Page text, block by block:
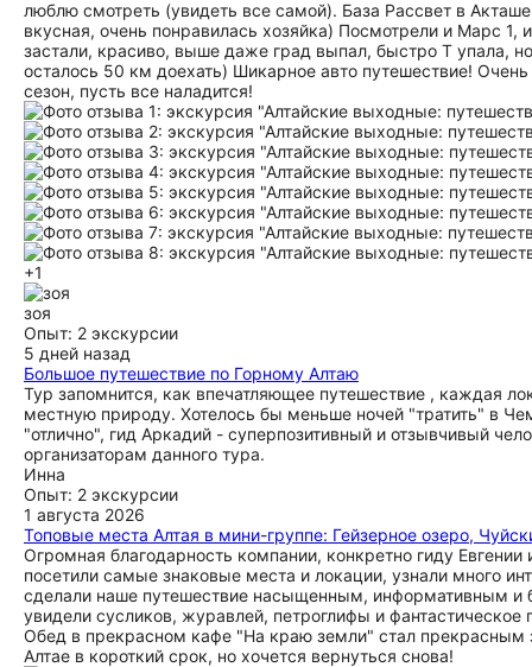
люблю смотреть (увидеть все самой). База Рассвет в
вкусная, очень понравилась хозяйка) Посмотрели и Марс
застали, красиво, выше даже град выпал, быстро Т упала,
осталось 50 км доехать) Шикарное авто путешествие!
сезон, пусть все наладится!
+1
зоя
Опыт: 2 экскурсии
5 дней назад
Большое путешествие по Горному Алтаю
Тур запомнится, как впечатляющее путешествие , каждая
местную природу. Хотелось бы меньше ночей "тратить" в
"отлично", гид Аркадий - суперпозитивный и отзывчивый
организаторам данного тура.
Инна
Опыт: 2 экскурсии
1 августа 2026
Топовые места Алтая в мини-группе: Гейзерное озеро,
Огромная благодарность компании, конкретно гиду
посетили самые знаковые места и локации, узнали много
сделали наше путешествие насыщенным, информативным и
увидели сусликов, журавлей, петроглифы и
Обед в прекрасном кафе "На краю земли" стал
Алтае в короткий срок, но хочется вернуться снова!